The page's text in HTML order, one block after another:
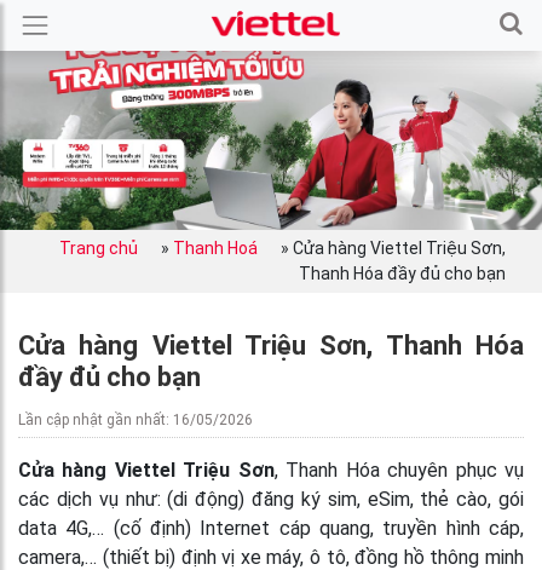
Trang chủ » Thanh Hoá » Cửa hàng Viettel Triệu Sơn,
Thanh Hóa đầy đủ cho bạn
Cửa hàng Viettel Triệu Sơn, Thanh Hóa
đầy đủ cho bạn
Lần cập nhật gần nhất: 16/05/2026
Cửa hàng Viettel Triệu Sơn, Thanh Hóa chuyên phục vụ
các dịch vụ như: (di động) đăng ký sim, eSim, thẻ cào, gói
data 4G,… (cố định) Internet cáp quang, truyền hình cáp,
camera,… (thiết bị) định vị xe máy, ô tô, đồng hồ thông minh